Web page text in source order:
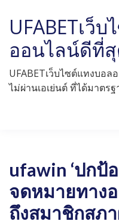
content
UFABETเว็
ออนไลน์ดีที่
UFABETเว็บไซต์แทงบอ
ไม่ผ่านเอเย่นต์ ที่ได้มาตร
ufawin ‘ปกป้
จดหมายทาง
ถึงสมาชิกสภ